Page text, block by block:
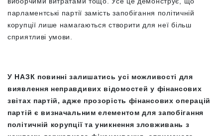
парламентські партії замість запобігання політичній
корупції лише намагаються створити для неї більш
сприятливі умови.
У НАЗК повинні залишатись усі можливості для
виявлення неправдивих відомостей у фінансових
звітах партій, адже прозорість фінансових операцій
партій є визначальним елементом для запобігання
політичній корупції та уникнення зловживань з